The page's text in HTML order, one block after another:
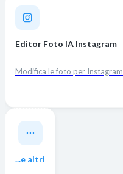
Editor Foto IA Instagram
Modifica le foto per
...e altri